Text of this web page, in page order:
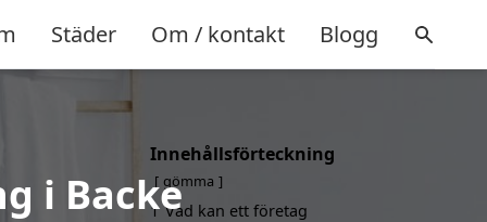
Städer Om / kontakt Blogg
i Backe
Innehållsförteckning
gömma
1 Vad kan ett företag